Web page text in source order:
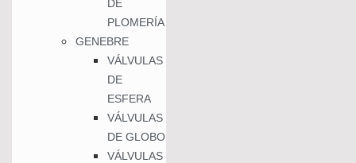
DE
PLOMERÍA
GENEBRE
VÁLVULAS
DE
ESFERA
VÁLVULAS
DE GLOBO
VÁLVULAS